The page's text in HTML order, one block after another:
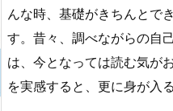
んな時、基礎がきちんとで
す。昔々、調べながらの自
は、今となっては読む気が
を実感すると、更に身が入